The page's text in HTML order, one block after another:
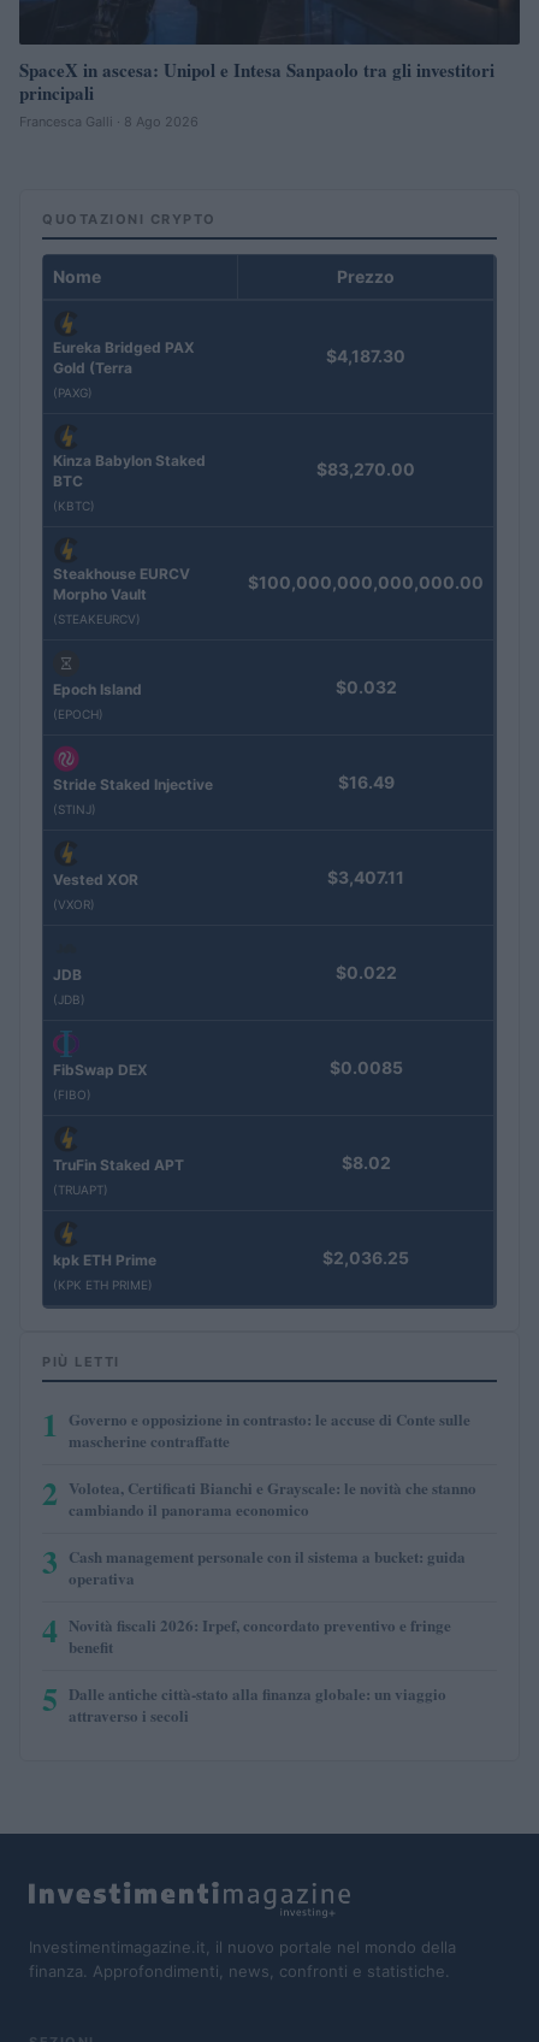
SpaceX in ascesa: Unipol e Intesa Sanpaolo tra gli investitori
principali
Francesca Galli · 8 Ago 2026
QUOTAZIONI CRYPTO
Nome Prezzo
Eureka Bridged PAX
Gold (Terra
(PAXG)
$4,187.30
Kinza Babylon Staked
BTC
(KBTC)
$83,270.00
Steakhouse EURCV
Morpho Vault
(STEAKEURCV)
$100,000,000,000,000.00
Epoch Island
(EPOCH)
$0.032
Stride Staked Injective
(STINJ)
$16.49
Vested XOR
(VXOR)
$3,407.11
JDB
(JDB)
$0.022
FibSwap DEX
(FIBO)
$0.0085
TruFin Staked APT
(TRUAPT)
$8.02
kpk ETH Prime
(KPK ETH PRIME)
$2,036.25
PIÙ LETTI
1
Governo e opposizione in contrasto: le accuse di Conte sulle
mascherine contraffatte
2 Volotea, Certificati Bianchi e Grayscale: le novità che stanno
cambiando il panorama economico
3 Cash management personale con il sistema a bucket: guida
operativa
4 Novità fiscali 2026: Irpef, concordato preventivo e fringe
benefit
5 Dalle antiche città-stato alla finanza globale: un viaggio
attraverso i secoli
Investimentimagazine.it, il nuovo portale nel mondo della
finanza. Approfondimenti, news, confronti e statistiche.